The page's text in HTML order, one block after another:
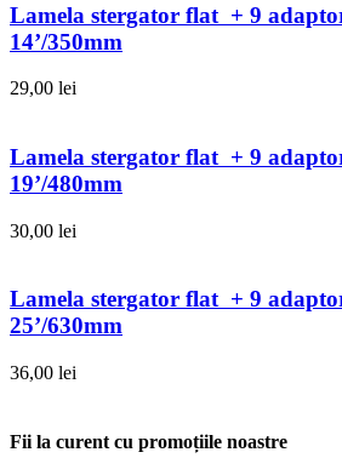
Lamela stergator flat + 9
14’/350mm
29,00 lei
Lamela stergator flat + 9
19’/480mm
30,00 lei
Lamela stergator flat + 9
25’/630mm
36,00 lei
Fii la curent cu promoțiile noastre